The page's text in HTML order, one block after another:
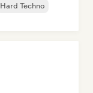
Hard Techno